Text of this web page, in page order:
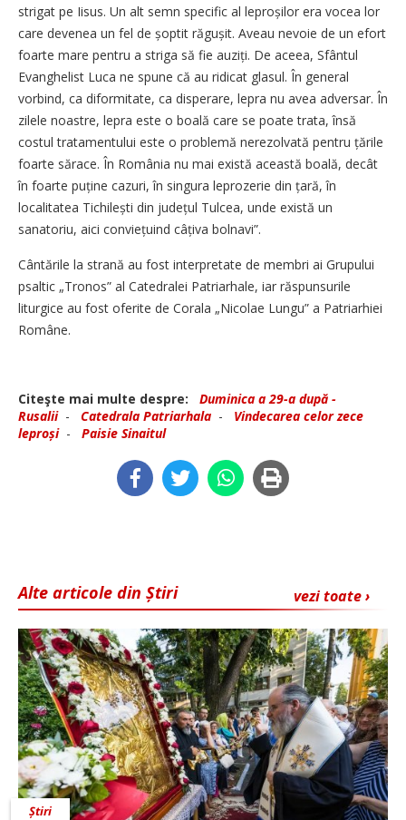
strigat pe Iisus. Un alt semn specific al leproșilor era vocea lor
care devenea un fel de șoptit răgușit. Aveau nevoie de un efort
foarte mare pentru a striga să fie auziți. De aceea, Sfântul
Evanghelist Luca ne spune că au ridicat glasul. În general
vorbind, ca diformitate, ca disperare, lepra nu avea adversar. În
zilele noastre, lepra este o boală care se poate trata, însă
costul tratamentului este o problemă nerezolvată pentru țările
foarte sărace. În România nu mai există această boală, decât
în foarte puține cazuri, în singura leprozerie din țară, în
localitatea Tichilești din județul Tulcea, unde există un
sanatoriu, aici conviețuind câțiva bolnavi”.
Cântările la strană au fost interpretate de membri ai Grupului
psaltic „Tronos” al Catedralei Patriarhale, iar răspunsurile
liturgice au fost oferite de Corala „Nicolae Lungu” a Patriarhiei
Române.
Citeşte mai multe despre:
Duminica a 29-a după ­
Rusalii- Catedrala Patriarhala - Vindecarea celor zece
leproși- Paisie Sinaitul
vezi toate ›
Alte articole din Știri
Știri